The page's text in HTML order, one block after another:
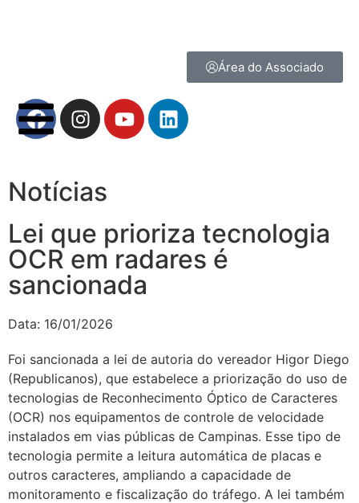
Área do Associado
Notícias
Lei que prioriza tecnologia
OCR em radares é
sancionada
Data: 16/01/2026
Foi sancionada a lei de autoria do vereador Higor Diego
(Republicanos), que estabelece a priorização do uso de
tecnologias de Reconhecimento Óptico de Caracteres
(OCR) nos equipamentos de controle de velocidade
instalados em vias públicas de Campinas. Esse tipo de
tecnologia permite a leitura automática de placas e
outros caracteres, ampliando a capacidade de
monitoramento e fiscalização do tráfego. A lei também